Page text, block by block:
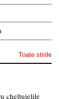
Toate stirile
cheltuielile